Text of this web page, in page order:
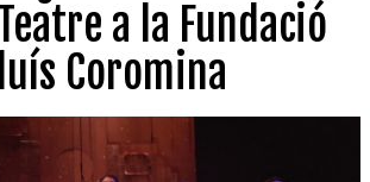
a la Fundació
Coromina